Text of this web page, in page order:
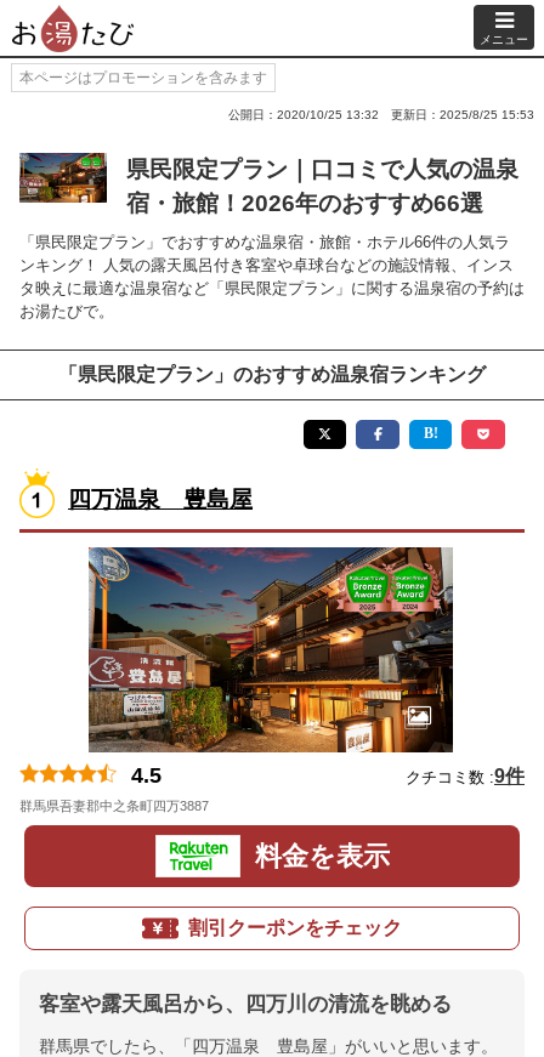
メニュー
本ページはプロモーションを含みます
公開日：2020/10/25 13:32 更新日：2025/8/25 15:53
県民限定プラン｜口コミで人気の温泉
宿・旅館！2026年のおすすめ66選
「県民限定プラン」でおすすめな温泉宿・旅館・ホテル66件の人気ラ
ンキング！ 人気の露天風呂付き客室や卓球台などの施設情報、インス
タ映えに最適な温泉宿など「県民限定プラン」に関する温泉宿の予約は
お湯たびで。
「県民限定プラン」のおすすめ温泉宿ランキング
四万温泉 豊島屋
4.5 クチコミ数 :9件
群馬県吾妻郡中之条町四万3887
料金を表示
割引クーポンをチェック
客室や露天風呂から、四万川の清流を眺める
群馬県でしたら、「四万温泉 豊島屋」がいいと思います。